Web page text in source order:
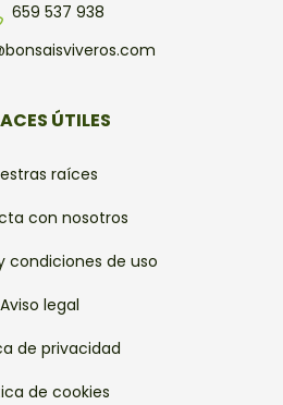
659 537 938
ÚTILES
raíces
con nosotros
condiciones de uso
Aviso legal
de privacidad
de cookies